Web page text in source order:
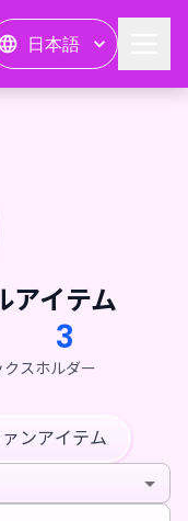
日本語
イテム
ス
3
ホルダー
ンアイテム